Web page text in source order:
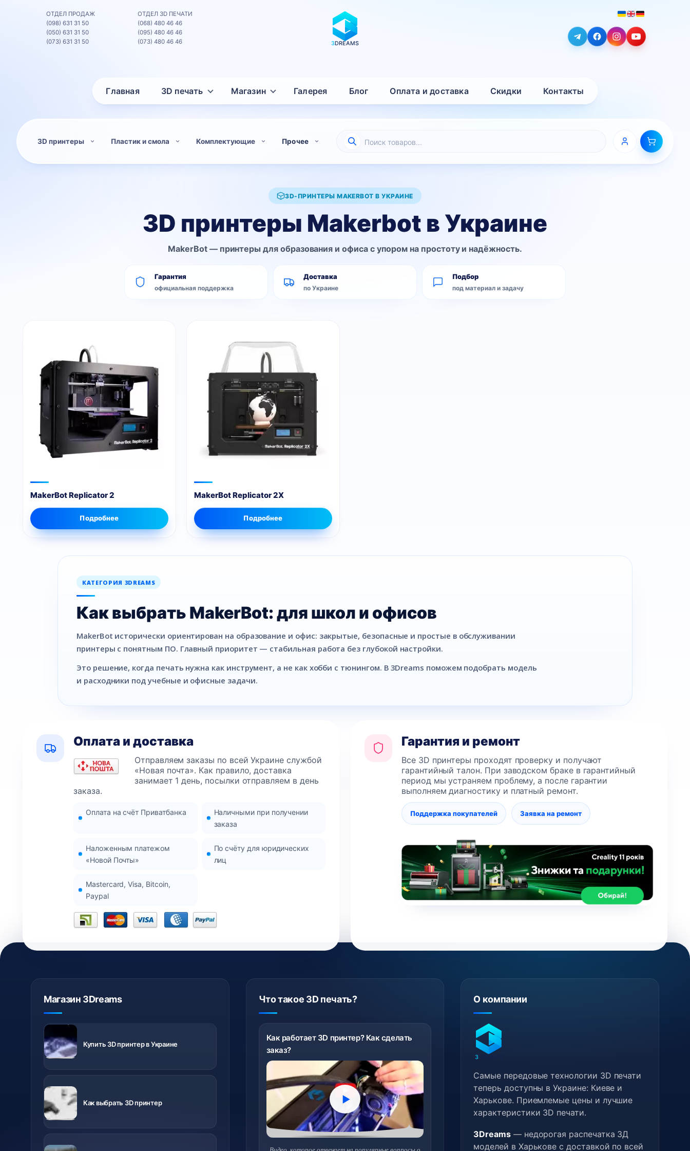
3DREAMS
Главная 3D печать Магазин Галерея Блог Оплата и доставка Скидки Контакты
ОТДЕЛ ПРОДАЖ
(098) 631 31 50
(050) 631 31 50
(073) 631 31 50
ОТДЕЛ 3D ПЕЧАТИ
(068) 480 46 46
(095) 480 46 46
(073) 480 46 46
3D принтеры Пластик и смола Комплектующие Прочее Поиск
товаров
3D-ПРИНТЕРЫ MAKERBOT В УКРАИНЕ
3D принтеры Makerbot в Украине
MakerBot — принтеры для образования и офиса с упором на простоту и надёжность.
Гарантия
официальная поддержка
Доставка
по Украине
Подбор
под материал и задачу
MakerBot Replicator 2
Подробнее
MakerBot Replicator 2X
Подробнее
КАТЕГОРИЯ 3DREAMS
Как выбрать MakerBot: для школ и офисов
MakerBot исторически ориентирован на образование и офис: закрытые, безопасные и простые в обслуживании
принтеры с понятным ПО. Главный приоритет — стабильная работа без глубокой настройки.
Это решение, когда печать нужна как инструмент, а не как хобби с тюнингом. В 3Dreams поможем подобрать модель
и расходники под учебные и офисные задачи.
Оплата и доставка
Отправляем заказы по всей Украине службой
«Новая почта». Как правило, доставка
занимает 1 день, посылки отправляем в день
заказа.
Оплата на счёт Приватбанка
Наличными при получении
заказа
Наложенным платежом
«Новой Почты»
По счёту для юридических
лиц
Mastercard, Visa, Bitcoin,
Paypal
Гарантия и ремонт
Все 3D принтеры проходят проверку и получают
гарантийный талон. При заводском браке в гарантийный
период мы устраняем проблему, а после гарантии
выполняем диагностику и платный ремонт.
Поддержка покупателей Заявка на ремонт
Магазин 3Dreams
Купить 3D принтер в Украине
принтеры с
доставкой
по Украине
Как выбрать 3D принтер
Важно знать
перед
покупкой
Что такое 3D печать?
Как работает 3D принтер? Как сделать
заказ?
О компании
3
Самые передовые технологии 3D печати
теперь доступны в Украине: Киеве и
Харькове. Приемлемые цены и лучшие
характеристики 3D печати.
3Dreams— недорогая распечатка 3Д
моделей в Харькове с доставкой по всей